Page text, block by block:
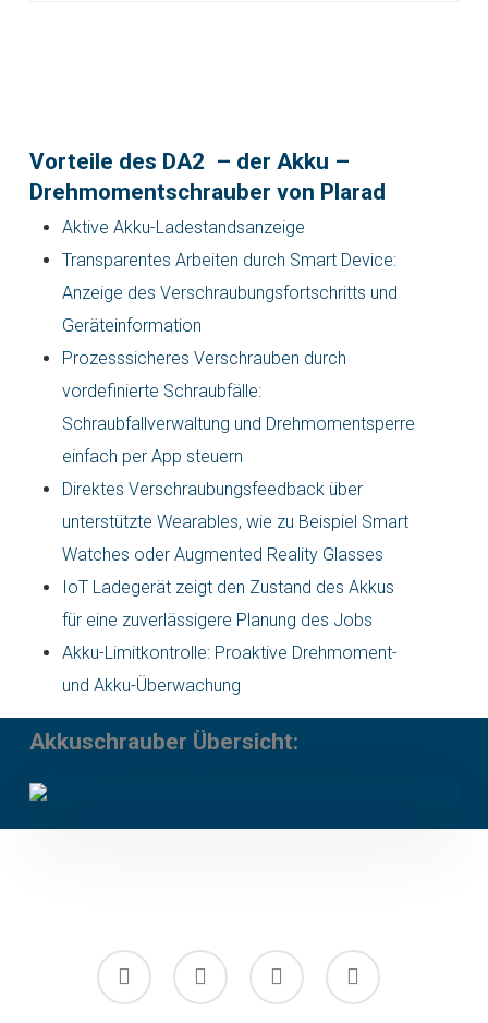
Vorteile des DA2 – der Akku –
Drehmomentschrauber von Plarad
Aktive Akku-Ladestandsanzeige
Transparentes Arbeiten durch Smart Device:
Anzeige des Verschraubungsfortschritts und
Geräteinformation
Prozesssicheres Verschrauben durch
vordefinierte Schraubfälle:
Schraubfallverwaltung und Drehmomentsperre
einfach per App steuern
Direktes Verschraubungsfeedback über
unterstützte Wearables, wie zu Beispiel Smart
Watches oder Augmented Reality Glasses
IoT Ladegerät zeigt den Zustand des Akkus
für eine zuverlässigere Planung des Jobs
Akku-Limitkontrolle: Proaktive Drehmoment-
und Akku-Überwachung
Akkuschrauber Übersicht:
facebook linkedin youtube instagram